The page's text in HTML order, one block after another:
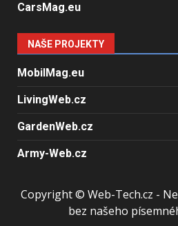
CarsMag.eu
NAŠE PROJEKTY
MobilMag.eu
LivingWeb.cz
GardenWeb.cz
Army-Web.cz
Copyright © Web-Tech.cz -
bez našeho